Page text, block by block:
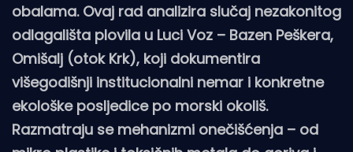
obalama. Ovaj rad analizira slučaj nezakonitog
odlagališta plovila u Luci Voz – Bazen Peškera,
Omišalj (otok Krk), koji dokumentira
višegodišnji institucionalni nemar i konkretne
ekološke posljedice po morski okoliš.
Razmatraju se mehanizmi onečišćenja – od